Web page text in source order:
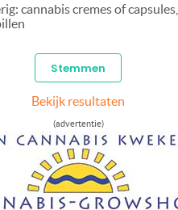
cannabis cremes of capsules,
Bekijk resultaten
(advertentie)